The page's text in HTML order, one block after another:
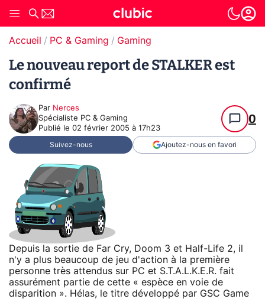
Accueil PC & Gaming Gaming
Le nouveau report de STALKER est
confirmé
Par Nerces
Spécialiste PC & Gaming
Publié le 02 février 2005 à 17h23
0
Suivez-nous Ajoutez-nous en favori
Depuis la sortie de Far Cry, Doom 3 et Half-Life 2, il
n'y a plus beaucoup de jeu d'action à la première
personne très attendus sur PC et S.T.A.L.K.E.R. fait
assurément partie de cette « espèce en voie de
disparition ». Hélas, le titre développé par GSC Game